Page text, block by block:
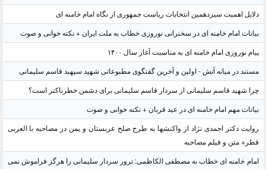
دلایل اهمیت سیزدهمین انتخابات ریاست جمهوری از نگاه امام خامنه ای
بیانات امام خامنه ای در سخنرانی نوروزی خطاب به ملت ایران + نکته خوانی و صوت
پیام نوروزی امام خامنه ای به مناسبت آغاز سال ۱۴۰۰
مستند در میانه آتش - اولین و آخرین گفتگوی مطبوعاتی شهید سپهبد قاسم سلیمانی
چرا شهید قاسم سلیمانی از سردار قاسم سلیمانی برای دشمن خطرناکتر است؟
بیانات مهم امام خامنه ای در عید قربان + نکته خوانی و صوت
روایت دکتر احمدی نژاد از واکنشها به طرح صلح عربستان و یمن در مصاحبه با العربی
قطر+ متن و فیلم مصاحبه
امام خامنه ای خطاب به مصطفی الکاظمی: ترور سردار سلیمانی را هرگز فراموش نمی